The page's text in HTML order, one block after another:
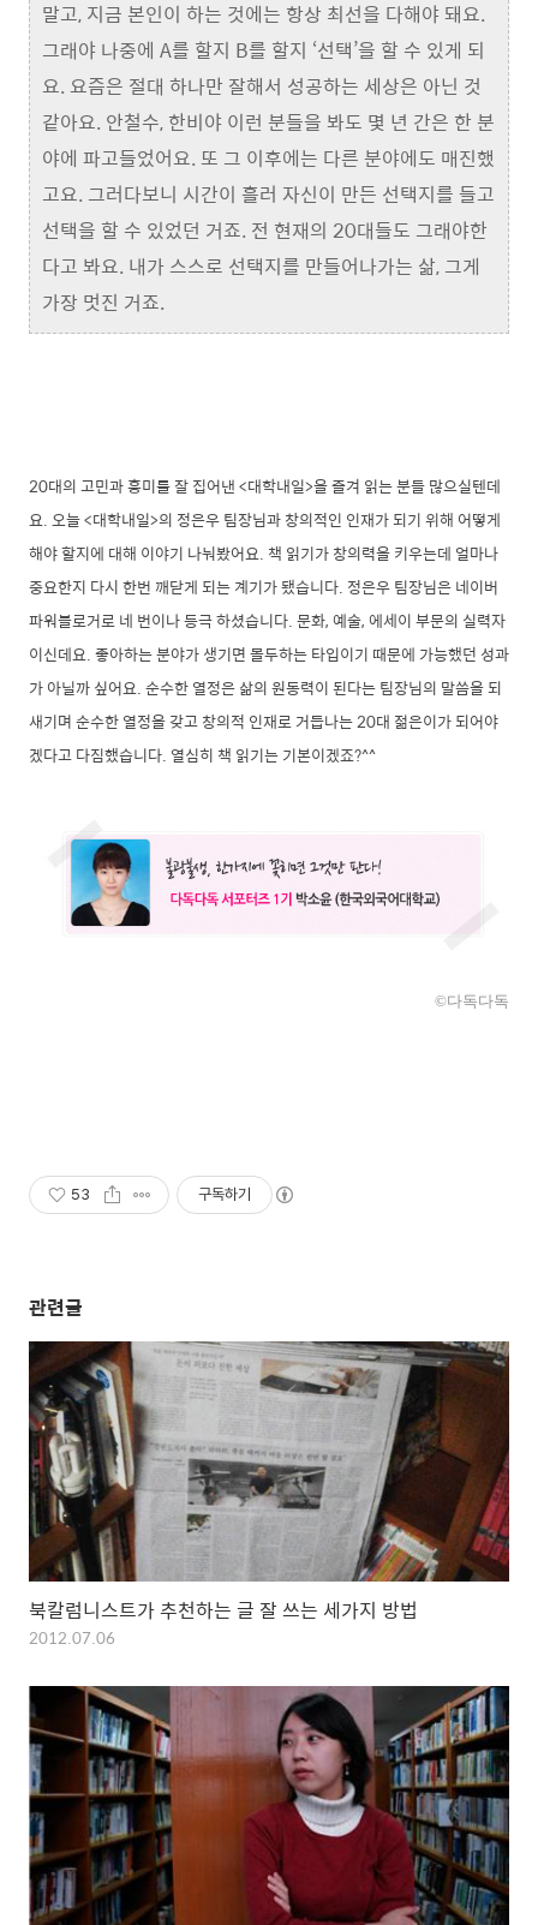
말고, 지금 본인이 하는 것에는 항상 최선을 다해야 돼요.
그래야 나중에 A를 할지 B를 할지 ‘선택’을 할 수 있게 되
요. 요즘은 절대 하나만 잘해서 성공하는 세상은 아닌 것
같아요. 안철수, 한비야 이런 분들을 봐도 몇 년 간은 한 분
야에 파고들었어요. 또 그 이후에는 다른 분야에도 매진했
고요. 그러다보니 시간이 흘러 자신이 만든 선택지를 들고
선택을 할 수 있었던 거죠. 전 현재의 20대들도 그래야한
다고 봐요. 내가 스스로 선택지를 만들어나가는 삶, 그게
가장 멋진 거죠.
20대의 고민과 흥미를 잘 집어낸 <대학내일>을 즐겨 읽는 분들 많으실텐데
요. 오늘 <대학내일>의 정은우 팀장님과 창의적인 인재가 되기 위해 어떻게
해야 할지에 대해 이야기 나눠봤어요. 책 읽기가 창의력을 키우는데 얼마나
중요한지 다시 한번 깨닫게 되는 계기가 됐습니다. 정은우 팀장님은 네이버
파워블로거로 네 번이나 등극 하셨습니다. 문화, 예술, 에세이 부문의 실력자
이신데요. 좋아하는 분야가 생기면 몰두하는 타입이기 때문에 가능했던 성과
가 아닐까 싶어요. 순수한 열정은 삶의 원동력이 된다는 팀장님의 말씀을 되
새기며 순수한 열정을 갖고 창의적 인재로 거듭나는 20대 젊은이가 되어야
겠다고 다짐했습니다. 열심히 책 읽기는 기본이겠죠?^^
©다독다독
53 구독하기
관련글
북칼럼니스트가 추천하는 글 잘 쓰는 세가지 방법
2012.07.06